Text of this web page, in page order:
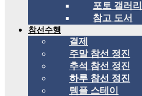
포토 갤러리
참고 도서
참선수행
결제
주말 참선 정진
추석 참선 정진
하루 참선 정진
템플 스테이